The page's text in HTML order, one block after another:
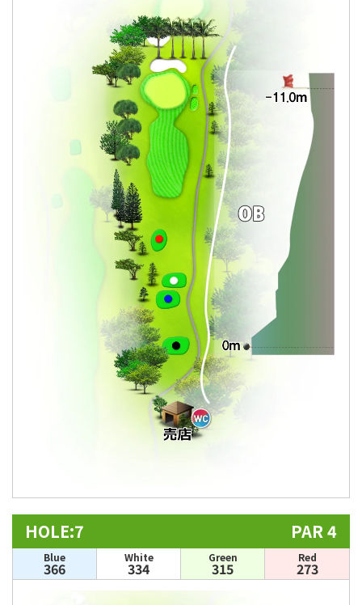
HOLE:7 PAR 4
Blue
366
White
334
Green
315
Red
273